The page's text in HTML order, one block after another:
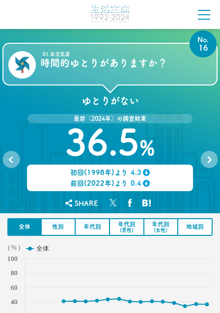
「料理好き」減少！ どこからが手料理？
調査で分かった新定義
生活総研 主席研究員
愛される「40代おじさん」の分岐点
–日経クロストレンド 連載㉔–
生活総研 上席研究員/コピーライター
前沢 裕文
40代おじさんでもすぐ書ける
“モテリプ”の三原則とは？
–日経クロストレンド 連載㉓–
生活総研 上席研究員/コピーライター
2022.02.21
グラドルに聞く＆調査に見る
–日経クロストレンド 連載㉒–
子ども思いの「40代おじさん」に送る
01.生活気流
時間的ゆとりがありますか？
No.
16
ゆとりがない
最新（2024年）の調査結果
36.5%
初回(1998年)より
4.3
前回(2022年)より
0.4
SHARE
全体 性別 年代別 年代別
(男性)
年代別
(女性)
地域別
( % ) 全体
40
60
80
100